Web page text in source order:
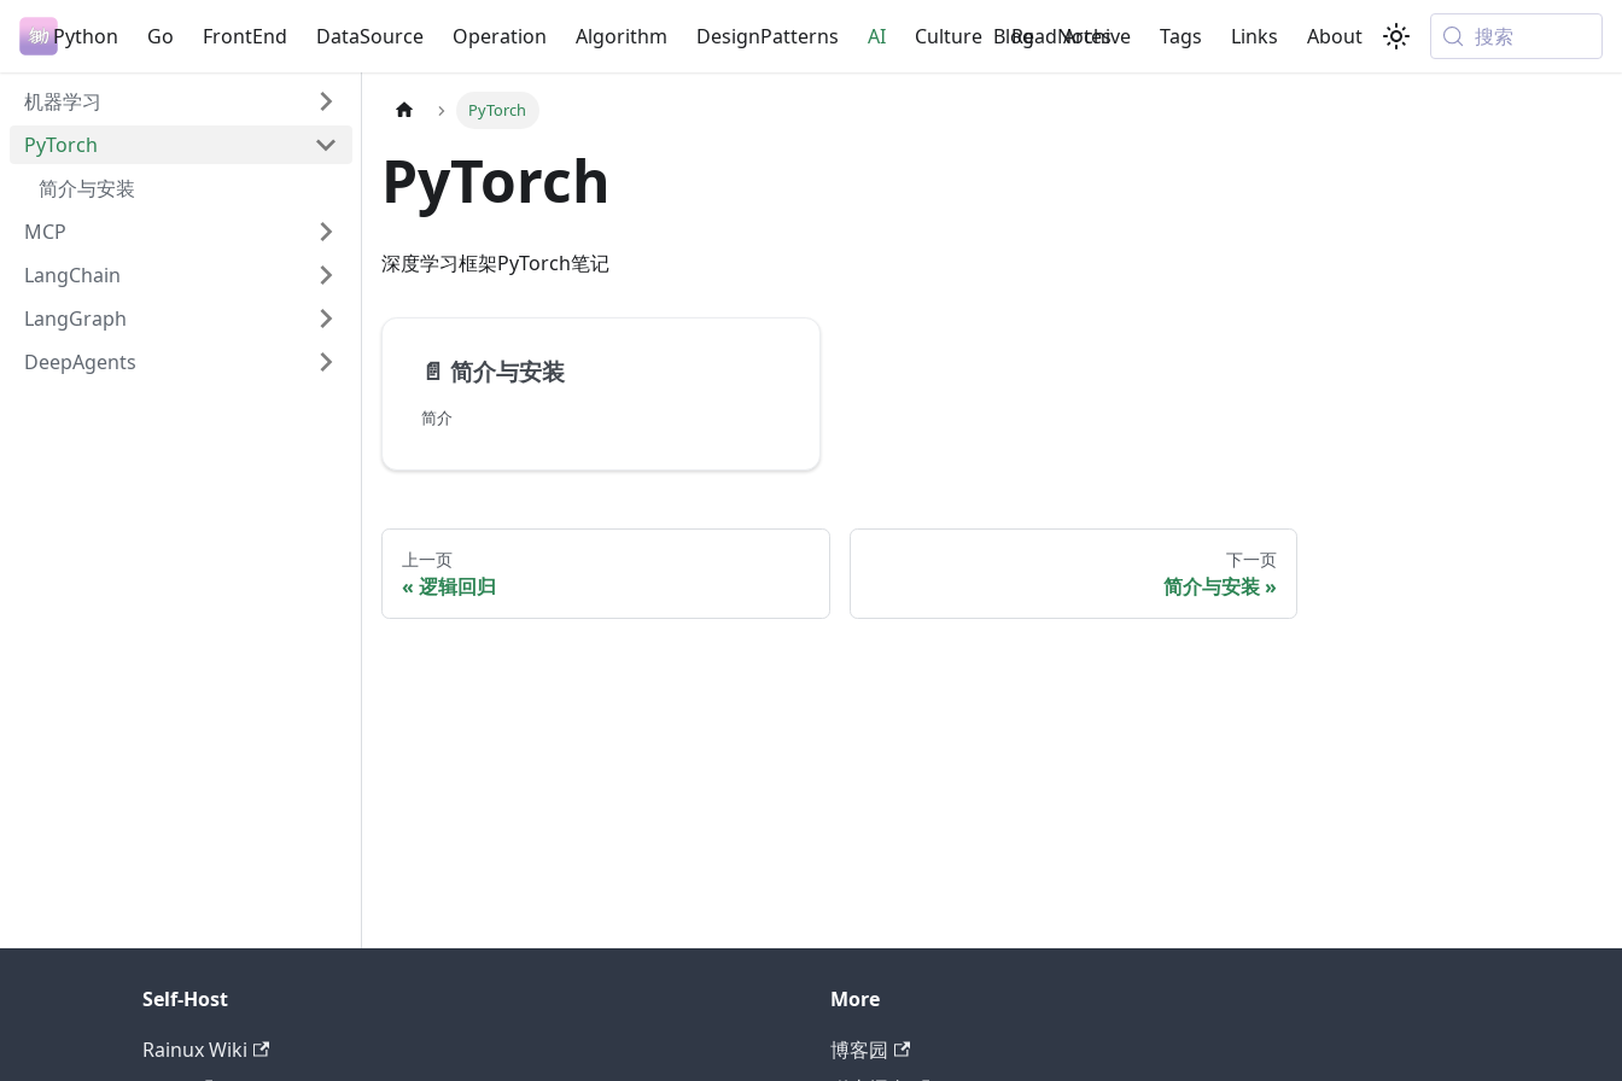
Python Go FrontEnd DataSource Operation Algorithm DesignPatterns AI Culture ReadNotes
Blog Archive Tags Links About 搜索
机器学习
PyTorch
简介与安装
MCP
LangChain
LangGraph
DeepAgents
PyTorch
PyTorch
深度学习框架PyTorch笔记
📄️ 简介与安装
简介
上一页
逻辑回归
下一页
简介与安装
Self-Host
Rainux Wiki
More
博客园